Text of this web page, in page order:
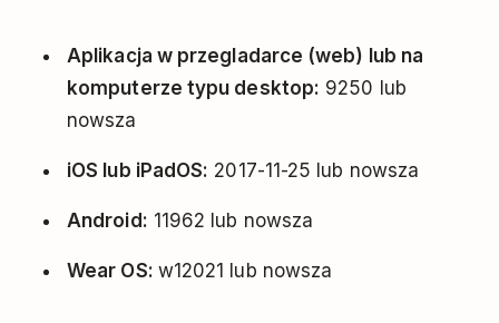
Aplikacja w przegladarce (web) lub na
komputerze typu desktop: 9250 lub
nowsza
iOS lub iPadOS: 2017-11-25 lub nowsza
Android: 11962 lub nowsza
Wear OS: w12021 lub nowsza